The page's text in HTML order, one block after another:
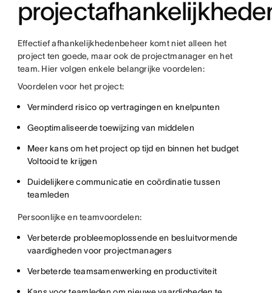
Effectief afhankelijkhedenbeheer komt niet alleen het
project ten goede, maar ook de projectmanager en het
team. Hier volgen enkele belangrijke voordelen:
Voordelen voor het project:
Verminderd risico op vertragingen en knelpunten
Geoptimaliseerde toewijzing van middelen
Meer kans om het project op tijd en binnen het budget
Voltooid te krijgen
Duidelijkere communicatie en coördinatie tussen
teamleden
Persoonlijke en teamvoordelen:
Verbeterde probleemoplossende en besluitvormende
vaardigheden voor projectmanagers
Verbeterde teamsamenwerking en productiviteit